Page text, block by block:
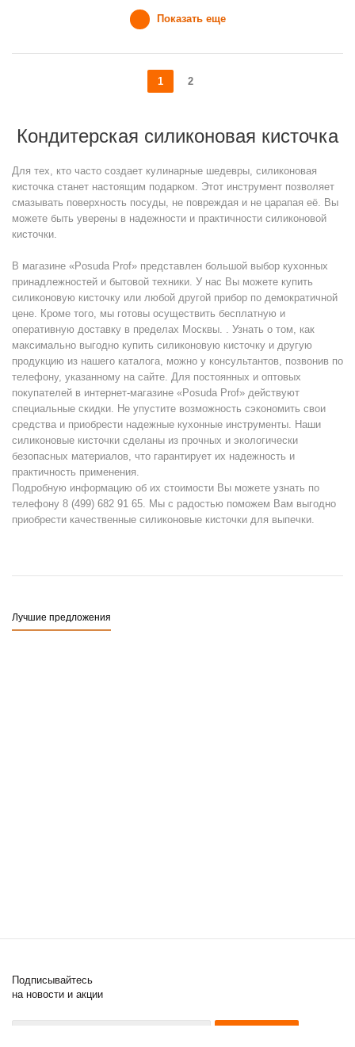
Показать еще
1 2
Кондитерская силиконовая кисточка
Для тех, кто часто создает кулинарные шедевры, силиконовая
кисточка станет настоящим подарком. Этот инструмент позволяет
смазывать поверхность посуды, не повреждая и не царапая её. Вы
можете быть уверены в надежности и практичности силиконовой
кисточки.
В магазине «Posuda Prof» представлен большой выбор кухонных
принадлежностей и бытовой техники. У нас Вы можете купить
силиконовую кисточку или любой другой прибор по демократичной
цене. Кроме того, мы готовы осуществить бесплатную и
оперативную доставку в пределах Москвы. . Узнать о том, как
максимально выгодно купить силиконовую кисточку и другую
продукцию из нашего каталога, можно у консультантов, позвонив по
телефону, указанному на сайте. Для постоянных и оптовых
покупателей в интернет-магазине «Posuda Prof» действуют
специальные скидки. Не упустите возможность сэкономить свои
средства и приобрести надежные кухонные инструменты. Наши
силиконовые кисточки сделаны из прочных и экологически
безопасных материалов, что гарантирует их надежность и
практичность применения.
Подробную информацию об их стоимости Вы можете узнать по
телефону 8 (499) 682 91 65. Мы с радостью поможем Вам выгодно
приобрести качественные силиконовые кисточки для выпечки.
Лучшие предложения
Подписывайтесь
на новости и акции